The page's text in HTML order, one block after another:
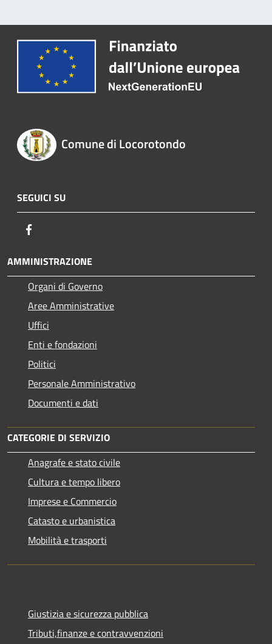
Comune di Locorotondo
SEGUICI SU
AMMINISTRAZIONE
Organi di Governo
Aree Amministrative
Uffici
Enti e fondazioni
Politici
Personale Amministrativo
Documenti e dati
CATEGORIE DI SERVIZIO
Anagrafe e stato civile
Cultura e tempo libero
Imprese e Commercio
Catasto e urbanistica
Mobilità e trasporti
Giustizia e sicurezza pubblica
Tributi,finanze e contravvenzioni